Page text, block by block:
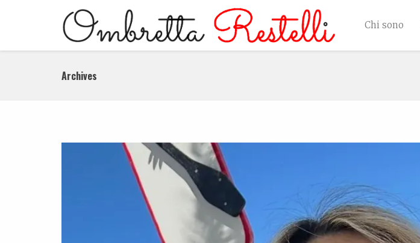
Chi sono
Archives